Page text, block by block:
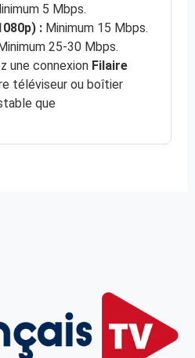
5 Mbps.
: Minimum 15 Mbps.
25-30 Mbps.
une connexion Filaire
téléviseur ou boîtier
que